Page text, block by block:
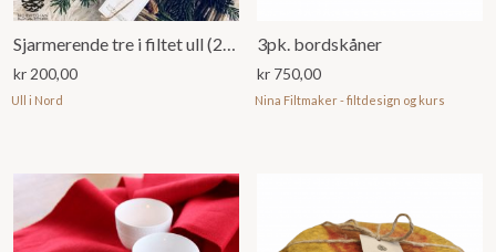
Sjarmerende tre i filtet ull (28 cm)
kr 200,00
Ull i Nord
3pk. bordskåner
kr 750,00
Nina Filtmaker - filtdesign og kurs